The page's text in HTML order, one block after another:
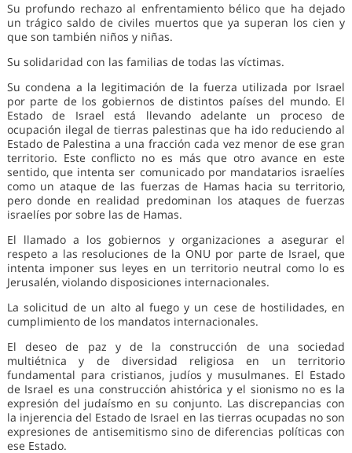
Su profundo rechazo al enfrentamiento bélico que ha dejado
un trágico saldo de civiles muertos que ya superan los cien y
que son también niños y niñas.
Su solidaridad con las familias de todas las víctimas.
Su condena a la legitimación de la fuerza utilizada por Israel
por parte de los gobiernos de distintos países del mundo. El
Estado de Israel está llevando adelante un proceso de
ocupación ilegal de tierras palestinas que ha ido reduciendo al
Estado de Palestina a una fracción cada vez menor de ese gran
territorio. Este conflicto no es más que otro avance en este
sentido, que intenta ser comunicado por mandatarios israelíes
como un ataque de las fuerzas de Hamas hacia su territorio,
pero donde en realidad predominan los ataques de fuerzas
israelíes por sobre las de Hamas.
El llamado a los gobiernos y organizaciones a asegurar el
respeto a las resoluciones de la ONU por parte de Israel, que
intenta imponer sus leyes en un territorio neutral como lo es
Jerusalén, violando disposiciones internacionales.
La solicitud de un alto al fuego y un cese de hostilidades, en
cumplimiento de los mandatos internacionales.
El deseo de paz y de la construcción de una sociedad
multiétnica y de diversidad religiosa en un territorio
fundamental para cristianos, judíos y musulmanes. El Estado
de Israel es una construcción ahistórica y el sionismo no es la
expresión del judaísmo en su conjunto. Las discrepancias con
la injerencia del Estado de Israel en las tierras ocupadas no son
expresiones de antisemitismo sino de diferencias políticas con
ese Estado.